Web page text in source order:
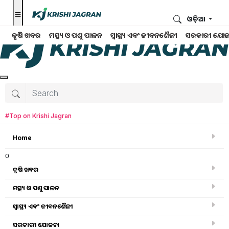
କୃଷି ଖବର ମତ୍ସ୍ୟ ଓ ପଶୁ ପାଳନ ସ୍ୱାସ୍ଥ୍ୟ ଏବଂ ଜୀବନଶୈଳୀ ସରକାରୀ
ଓଡ଼ିଆ
#Top on Krishi Jagran
Home
o
କୃଷି ଖବର
ମତ୍ସ୍ୟ ଓ ପଶୁ ପାଳନ
ସ୍ୱାସ୍ଥ୍ୟ ଏବଂ ଜୀବନଶୈଳୀ
ସରକାରୀ ଯୋଜନା
ମତ୍ସ୍ୟ ଓ ପଶୁ ପାଳନ